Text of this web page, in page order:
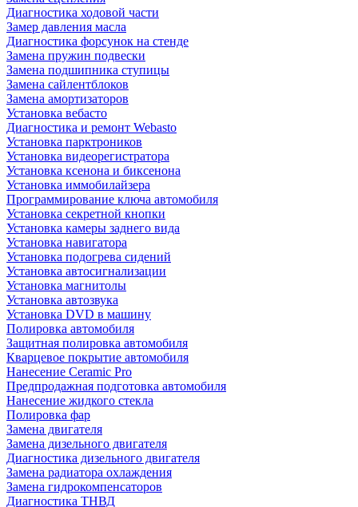
Диагностика ходовой части
Замер давления масла
Диагностика форсунок на стенде
Замена пружин подвески
Замена подшипника ступицы
Замена сайлентблоков
Замена амортизаторов
Установка вебасто
Диагностика и ремонт Webasto
Установка парктроников
Установка видеорегистратора
Установка ксенона и биксенона
Установка иммобилайзера
Программирование ключа автомобиля
Установка секретной кнопки
Установка камеры заднего вида
Установка навигатора
Установка подогрева сидений
Установка автосигнализации
Установка магнитолы
Установка автозвука
Установка DVD в машину
Полировка автомобиля
Защитная полировка автомобиля
Кварцевое покрытие автомобиля
Нанесение Ceramic Pro
Предпродажная подготовка автомобиля
Нанесение жидкого стекла
Полировка фар
Замена двигателя
Замена дизельного двигателя
Диагностика дизельного двигателя
Замена радиатора охлаждения
Замена гидрокомпенсаторов
Диагностика ТНВД